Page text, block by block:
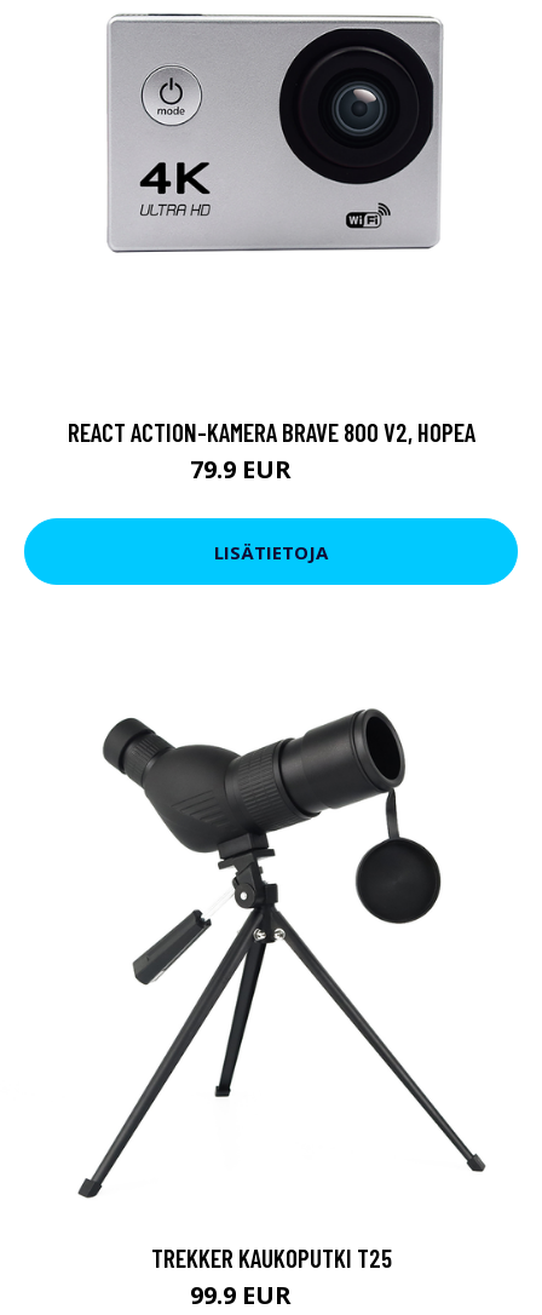
REACT ACTION-KAMERA BRAVE 800 V2, HOPEA
79.9 EUR
LISÄTIETOJA
TREKKER KAUKOPUTKI T25
99.9 EUR